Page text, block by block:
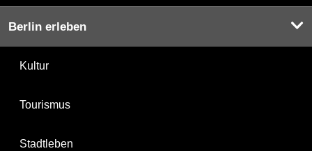
Berlin erleben
Kultur
Tourismus
Stadtleben